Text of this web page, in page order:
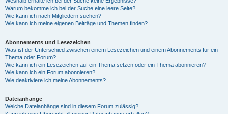
Warum bekomme ich bei der Suche eine leere Seite?
Wie kann ich nach Mitgliedern suchen?
Wie kann ich meine eigenen Beiträge und Themen finden?
Abonnements und Lesezeichen
Was ist der Unterschied zwischen einem Lesezeichen und einem Abonnements für ein
Thema oder Forum?
Wie kann ich ein Lesezeichen auf ein Thema setzen oder ein Thema abonnieren?
Wie kann ich ein Forum abonnieren?
Wie deaktiviere ich meine Abonnements?
Dateianhänge
Welche Dateianhänge sind in diesem Forum zulässig?